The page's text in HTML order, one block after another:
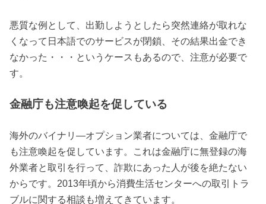
悪質な例として、出勤しようとしたら突然連絡が取れな
くなって日本語でのサービスが閉鎖、その結果出金でき
なかった・・・というケースもあるので、注意が必要で
す。
金融庁も注意喚起を促している
海外のバイナリ―オプション業者については、金融庁で
も注意喚起を促しています。これは金融庁に無登録の海
外業者と取引を行って、詐欺にあった人が後を絶たない
からです。2013年頃から消費生活センターへの取引トラ
ブルに関する相談も増えてきています。